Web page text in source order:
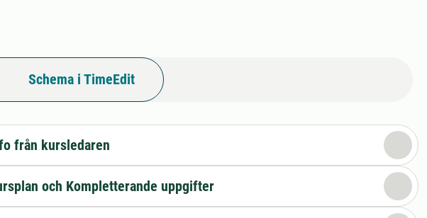
Schema i TimeEdit
från kursledaren
och Kompletterande uppgifter